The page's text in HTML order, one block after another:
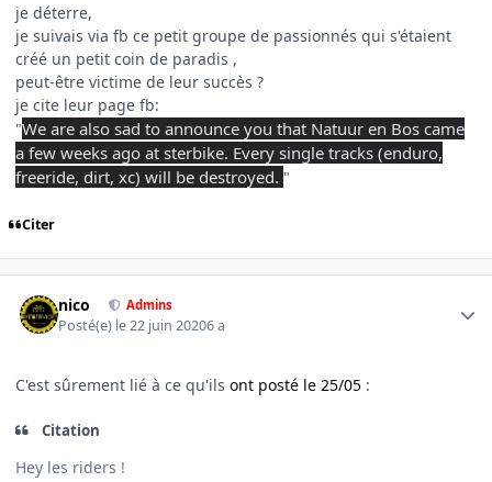
je déterre,
je suivais via fb ce petit groupe de passionnés qui s'étaient
créé un petit coin de paradis ,
peut-être victime de leur succès ?
je cite leur page fb:
"We are also sad to announce you that Natuur en Bos came
a few weeks ago at sterbike. Every single tracks (enduro,
freeride, dirt, xc) will be destroyed. "
Citer
nico Admins
Posté(e) le 22 juin 20206 a
C'est sûrement lié à ce qu'ils ont posté le 25/05 :
Citation
Hey les riders !